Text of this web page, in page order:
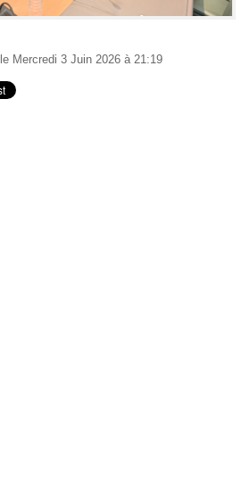
le Mercredi 3 Juin 2026 à 21:19